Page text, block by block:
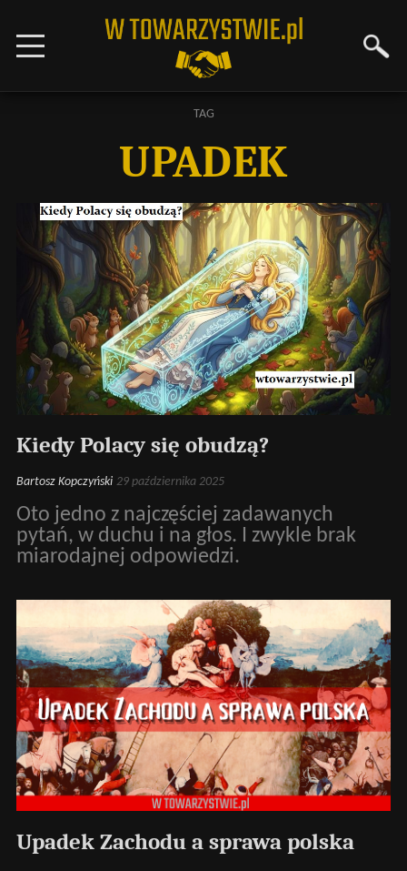
TAG
UPADEK
Kiedy Polacy się obudzą?
Bartosz Kopczyński 29 października 2025
Oto jedno z najczęściej zadawanych
pytań, w duchu i na głos. I zwykle brak
miarodajnej odpowiedzi.
Upadek Zachodu a sprawa polska